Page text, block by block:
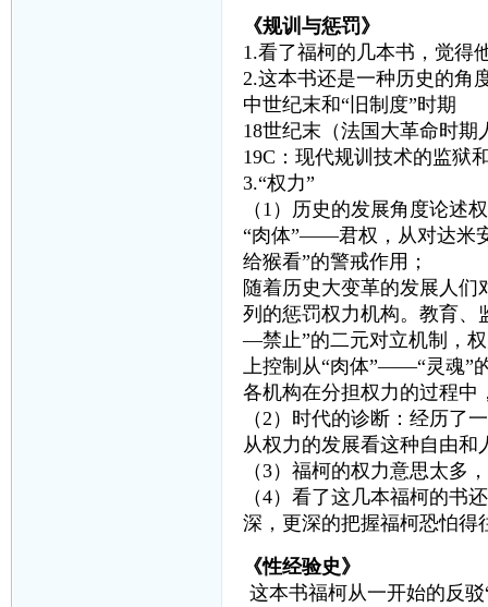
《规训与惩罚》
1.看了福柯的几本书，觉得
2.这本书还是一种历史的角
中世纪末和“旧制度”时
18世纪末（法国大革命时
19C：现代规训技术的监
3.“权力”
（1）历史的发展角度论述
“肉体”——君权，从对达米
给猴看”的警戒作用；
随着历史大变革的发展人们
列的惩罚权力机构。教育、
—禁止”的二元对立机制，
上控制从“肉体”——“灵魂”
各机构在分担权力的过程中
（2）时代的诊断：经历了
从权力的发展看这种自由
（3）福柯的权力意思太多
（4）看了这几本福柯的书
深，更深的把握福柯恐怕得
《性经验史》
这本书福柯从一开始的反